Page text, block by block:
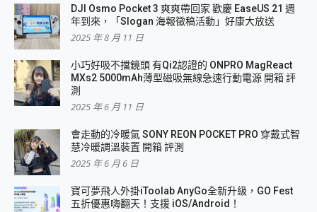
DJI Osmo Pocket 3 爽爽帶回家 歡慶 EaseUS 21 週
年到來，「Slogan 海報徵稿活動」好康大放送
2025 年 8 月 11 日
小巧好吸不擋鏡頭 有Qi2認證的 ONPRO MagReact
MXs2 5000mAh薄型磁吸無線急速行動電源 開箱 評
測
2025 年 6 月 11 日
會走動的冷暖氣 SONY REON POCKET PRO 穿戴式智
慧冷暖調溫裝置 開箱 評測
2025 年 6 月 6 日
寶可夢飛人外掛iToolab AnyGo全新升級，GO Fest
五折優惠嗨翻天！支援 iOS/Android！